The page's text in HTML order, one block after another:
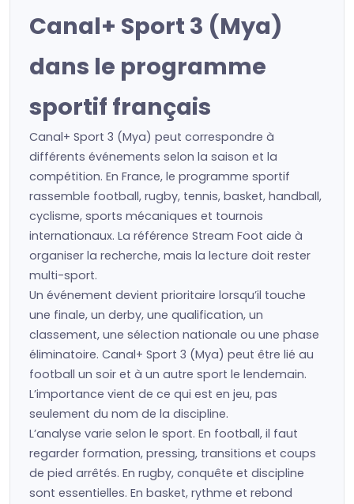
Canal+ Sport 3 (Mya)
dans le programme
sportif français
Canal+ Sport 3 (Mya) peut correspondre à
différents événements selon la saison et la
compétition. En France, le programme sportif
rassemble football, rugby, tennis, basket, handball,
cyclisme, sports mécaniques et tournois
internationaux. La référence Stream Foot aide à
organiser la recherche, mais la lecture doit rester
multi-sport.
Un événement devient prioritaire lorsqu’il touche
une finale, un derby, une qualification, un
classement, une sélection nationale ou une phase
éliminatoire. Canal+ Sport 3 (Mya) peut être lié au
football un soir et à un autre sport le lendemain.
L’importance vient de ce qui est en jeu, pas
seulement du nom de la discipline.
L’analyse varie selon le sport. En football, il faut
regarder formation, pressing, transitions et coups
de pied arrêtés. En rugby, conquête et discipline
sont essentielles. En basket, rythme et rebond